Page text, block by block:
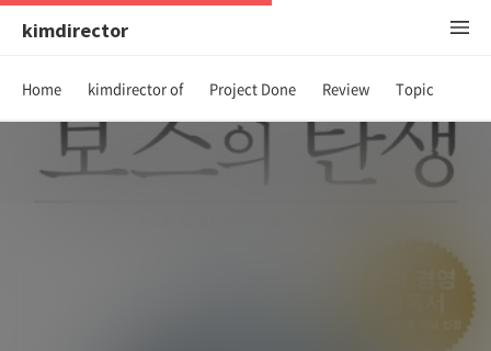
kimdirector
Home kimdirector of Project Done Review Topic